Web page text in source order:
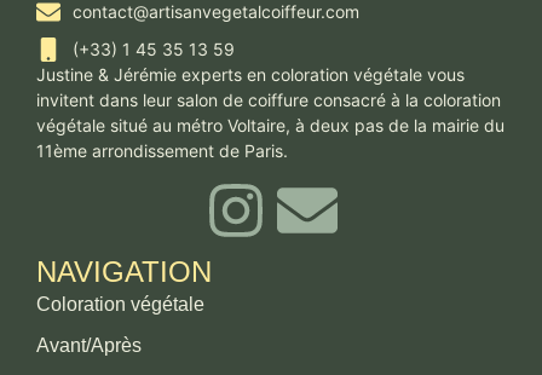
contact@artisanvegetalcoiffeur.com
(+33) 1 45 35 13 59
Justine & Jérémie experts en coloration végétale vous
invitent dans leur salon de coiffure consacré à la coloration
végétale situé au métro Voltaire, à deux pas de la mairie du
11ème arrondissement de Paris.
NAVIGATION
Coloration végétale
Avant/Après